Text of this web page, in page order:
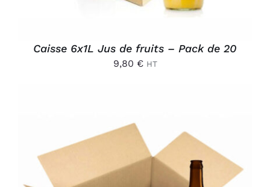
Caisse 6x1L Jus de fruits – Pack de 20
9,80 € HT